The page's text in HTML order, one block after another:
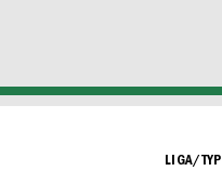
LIGA/TYP